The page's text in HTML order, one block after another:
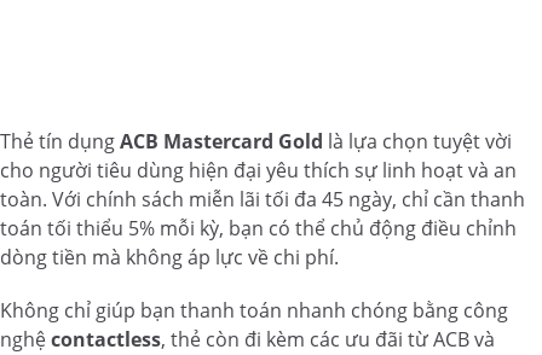
Thẻ tín dụngACB Mastercard Gold là lựa chọn tuyệt vời
cho người tiêu dùng hiện đại yêu thích sự linh hoạt và an
toàn. Với chính sách miễn lãi tối đa 45 ngày, chỉ cần thanh
toán tối thiểu 5% mỗi kỳ, bạn có thể chủ động điều chỉnh
dòng tiền mà không áp lực về chi phí.
Không chỉ giúp bạn thanh toán nhanh chóng bằng công
nghệcontactless, thẻ còn đi kèm các ưu đãi từ ACB và